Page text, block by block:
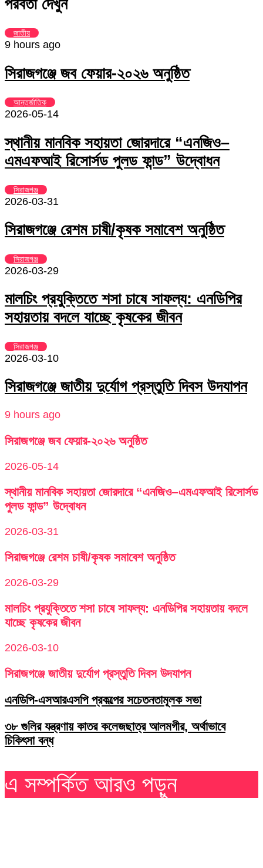
Email
পরবর্তী দেখুন
জাতীয়
9 hours ago
সিরাজগঞ্জে জব ফেয়ার-২০২৬ অনুষ্ঠিত
আন্তর্জাতিক
2026-05-14
স্থানীয় মানবিক সহায়তা জোরদারে “এনজিও–
এমএফআই রিসোর্সড পুলড ফান্ড” উদ্বোধন
সিরাজগঞ্জ
2026-03-31
সিরাজগঞ্জে রেশম চাষী/কৃষক সমাবেশ অনুষ্ঠিত
সিরাজগঞ্জ
2026-03-29
মালচিং প্রযুক্তিতে শসা চাষে সাফল্য: এনডিপির
সহায়তায় বদলে যাচ্ছে কৃষকের জীবন
সিরাজগঞ্জ
2026-03-10
সিরাজগঞ্জে জাতীয় দুর্যোগ প্রস্তুতি দিবস উদযাপন
9 hours ago
সিরাজগঞ্জে জব ফেয়ার-২০২৬ অনুষ্ঠিত
2026-05-14
স্থানীয় মানবিক সহায়তা জোরদারে “এনজিও–এমএফআই রিসোর্সড
পুলড ফান্ড” উদ্বোধন
2026-03-31
সিরাজগঞ্জে রেশম চাষী/কৃষক সমাবেশ অনুষ্ঠিত
2026-03-29
মালচিং প্রযুক্তিতে শসা চাষে সাফল্য: এনডিপির সহায়তায় বদলে
যাচ্ছে কৃষকের জীবন
2026-03-10
সিরাজগঞ্জে জাতীয় দুর্যোগ প্রস্তুতি দিবস উদযাপন
এনডিপি-এসআরএসপি প্রকল্পের সচেতনতামূলক সভা
৩৮ গুলির যন্ত্রণায় কাতর কলেজছাত্র আলমগীর, অর্থাভাবে
চিকিৎসা বন্ধ
এ সম্পর্কিত আরও পড়ুন